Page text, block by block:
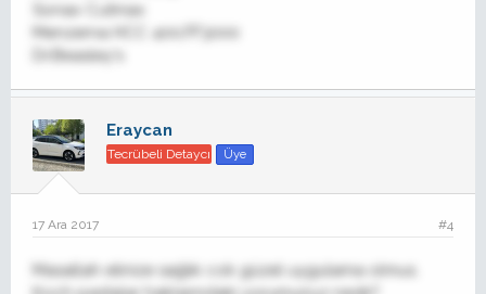
Sonax Cutmax
Menzerna HCC 400,FF3000
Dr.Beasley's
Eraycan
Tecrübeli Detaycı Üye
17 Ara 2017 #4
Masallah elinize sağlık cok güzel uygulama olmus.